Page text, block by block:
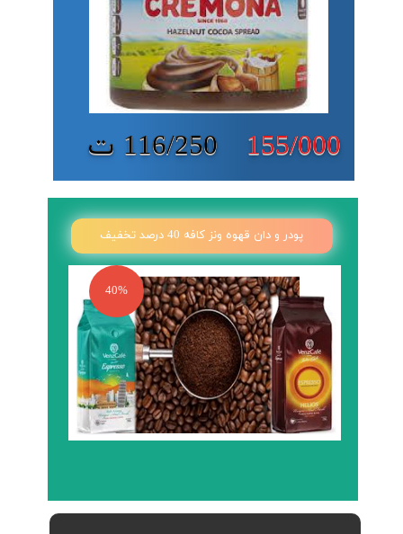
پودر و دان قهوه ونز کافه 40 درصد تخفیف
40%
116/250 ت 155/000